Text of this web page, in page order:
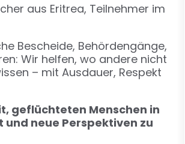
aus Eritrea, Teilnehmer im
Bescheide, Behördengänge,
Wir helfen, wo andere nicht
– mit Ausdauer, Respekt
geflüchteten Menschen in
und neue Perspektiven zu